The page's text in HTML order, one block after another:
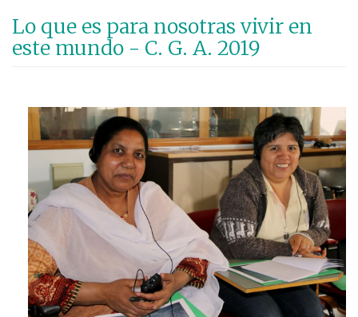
contenido
Lo que es para nosotras vivir en
este mundo - C. G. A. 2019